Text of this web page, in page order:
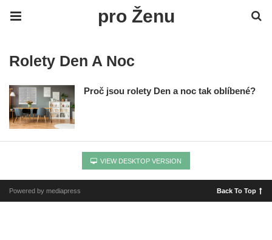
pro Ženu
Rolety Den A Noc
Proč jsou rolety Den a noc tak oblíbené?
VIEW DESKTOP VERSION
Powered by mediapress Back To Top